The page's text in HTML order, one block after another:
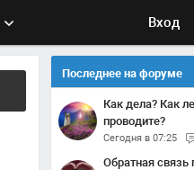
Вход
Последнее на форуме
Как дела? Как лето
проводите?
Сегодня в 07:25
Обратная связь по ботам -